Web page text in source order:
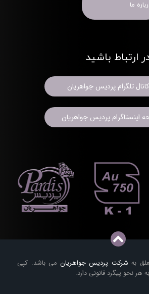
به شرکت پردیس جواهریان می باشد. کپی
نحو پیگرد قانونی دارد.
ما
ارتباط باشید
تلگرام پردیس جواهریان
پردیس جواهریان